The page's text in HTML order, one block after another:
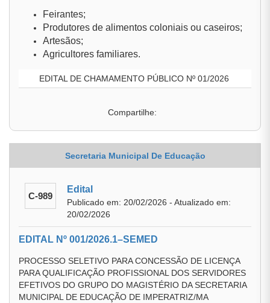
Feirantes;
Produtores de alimentos coloniais ou caseiros;
Artesãos;
Agricultores familiares.
EDITAL DE CHAMAMENTO PÚBLICO Nº 01/2026
Compartilhe:
Secretaria Municipal De Educação
C-989
Edital
Publicado em: 20/02/2026 - Atualizado em:
20/02/2026
EDITAL Nº 001/2026.1–SEMED
PROCESSO SELETIVO PARA CONCESSÃO DE LICENÇA
PARA QUALIFICAÇÃO PROFISSIONAL DOS SERVIDORES
EFETIVOS DO GRUPO DO MAGISTÉRIO DA SECRETARIA
MUNICIPAL DE EDUCAÇÃO DE IMPERATRIZ/MA